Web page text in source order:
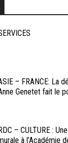
– FRANCE: La
Genetet fait le
RDC – CULTURE :
à l’Académie